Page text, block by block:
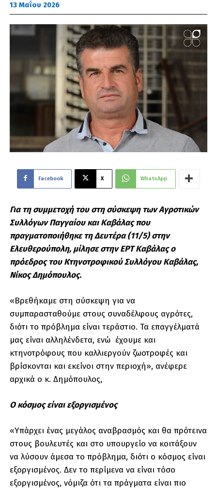
13 Μαΐου 2026
Facebook X WhatsApp
Για τη συμμετοχή του στη σύσκεψη των Αγροτικών
Συλλόγων Παγγαίου και Καβάλας που
πραγματοποιήθηκε τη Δευτέρα (11/5) στην
Ελευθερούπολη, μίλησε στην ΕΡΤ Καβάλας ο
πρόεδρος του Κτηνοτροφικού Συλλόγου Καβάλας,
Νίκος Δημόπουλος.
«Βρεθήκαμε στη σύσκεψη για να
συμπαρασταθούμε στους συναδέλφους αγρότες,
διότι το πρόβλημα είναι τεράστιο. Τα επαγγέλματά
μας είναι αλληλένδετα, ενώ έχουμε και
κτηνοτρόφους που καλλιεργούν ζωοτροφές και
βρίσκονται και εκείνοι στην περιοχή», ανέφερε
αρχικά ο κ. Δημόπουλος,
Ο κόσμος είναι εξοργισμένος
«Υπάρχει ένας μεγάλος αναβρασμός και θα πρότεινα
στους βουλευτές και στο υπουργείο να κοιτάξουν
να λύσουν άμεσα το πρόβλημα, διότι ο κόσμος είναι
εξοργισμένος. Δεν το περίμενα να είναι τόσο
εξοργισμένος, νόμιζα ότι τα πράγματα είναι πιο